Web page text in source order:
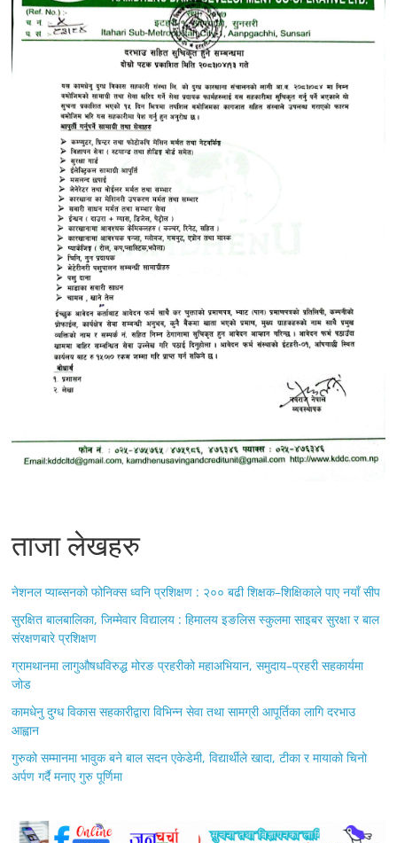
ताजा लेखहरु
नेशनल प्याब्सनको फोनिक्स ध्वनि प्रशिक्षण : २०० बढी शिक्षक–शिक्षिकाले पाए नयाँ सीप
सुरक्षित बालबालिका, जिम्मेवार विद्यालय : हिमालय इङलिस स्कुलमा साइबर सुरक्षा र बाल
संरक्षणबारे प्रशिक्षण
ग्रामथानमा लागुऔषधविरुद्ध मोरङ प्रहरीको महाअभियान, समुदाय–प्रहरी सहकार्यमा
जोड
कामधेनु दुग्ध विकास सहकारीद्वारा विभिन्न सेवा तथा सामग्री आपूर्तिका लागि दरभाउ
आह्वान
गुरुको सम्मानमा भावुक बने बाल सदन एकेडेमी, विद्यार्थीले खादा, टीका र मायाको चिनो
अर्पण गर्दै मनाए गुरु पूर्णिमा